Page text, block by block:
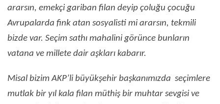
ararsın, emekçi gariban filan deyip çoluğu çocuğu
Avrupalarda fink atan sosyalisti mi ararsın, tekmili
bizde var. Seçim sathı mahalini görünce bunların
vatana ve millete dair aşkları kabarır.
Misal bizim AKP’li büyükşehir başkanımızda seçimlere
mutlak bir yıl kala filan müthiş bir muhtar sevgisi ve